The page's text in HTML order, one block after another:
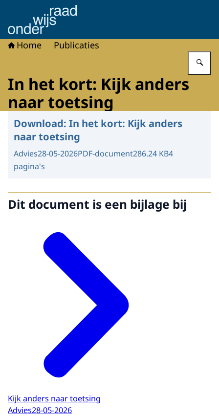
Naar de homepage van Onderwijsraad
Home Publicaties
In het kort: Kijk anders
naar toetsing
Download: In het kort: Kijk anders
naar toetsing
Advies28-05-2026PDF-document286.24 KB4
pagina's
Dit document is een bijlage bij
Kijk anders naar toetsing
Advies28-05-2026